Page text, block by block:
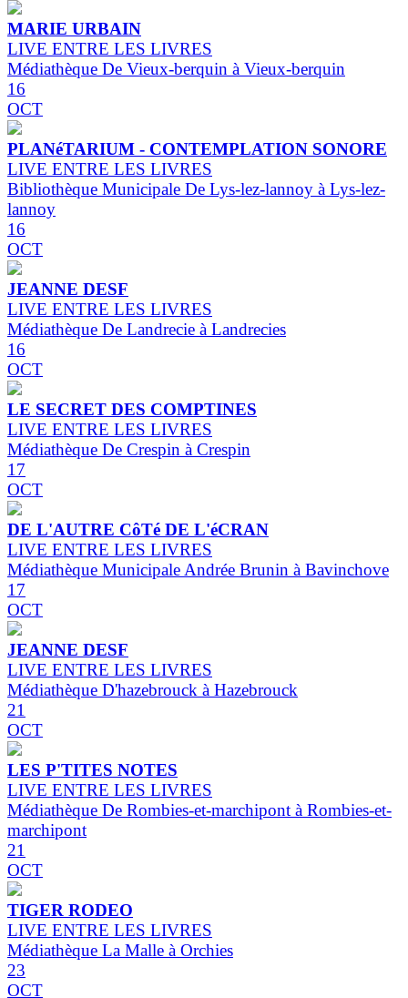
MARIE URBAIN
LIVE ENTRE LES LIVRES
Médiathèque De Vieux-berquin à Vieux-berquin
16
OCT
PLANéTARIUM - CONTEMPLATION SONORE
LIVE ENTRE LES LIVRES
Bibliothèque Municipale De Lys-lez-lannoy à Lys-lez-
lannoy
16
OCT
JEANNE DESF
LIVE ENTRE LES LIVRES
Médiathèque De Landrecie à Landrecies
16
OCT
LE SECRET DES COMPTINES
LIVE ENTRE LES LIVRES
Médiathèque De Crespin à Crespin
17
OCT
DE L'AUTRE CôTé DE L'éCRAN
LIVE ENTRE LES LIVRES
Médiathèque Municipale Andrée Brunin à Bavinchove
17
OCT
JEANNE DESF
LIVE ENTRE LES LIVRES
Médiathèque D'hazebrouck à Hazebrouck
21
OCT
LES P'TITES NOTES
LIVE ENTRE LES LIVRES
Médiathèque De Rombies-et-marchipont à Rombies-et-
marchipont
21
OCT
TIGER RODEO
LIVE ENTRE LES LIVRES
Médiathèque La Malle à Orchies
23
OCT